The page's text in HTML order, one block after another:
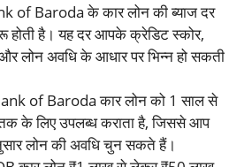
of Baroda के कार लोन की ब्याज दर
है। यह दर आपके क्रेडिट स्कोर,
लोन अवधि के आधार पर भिन्न हो सकती
of Baroda कार लोन को 1 साल से
के लिए उपलब्ध कराता है, जिससे आप
लोन की अवधि चुन सकते हैं।